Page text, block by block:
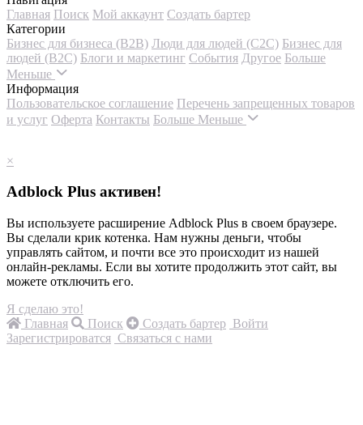
Главная Поиск Мой аккаунт Создать бартер
Категории
Бизнес для бизнеса (B2B) Люди для людей (С2С) Бизнес для
людей (B2C) Блоги и маркетинг События Другое Больше
Меньше
Информация
Пользовательское соглашение Перечень запрещенных товаров
и услуг Оферта Контакты Больше Меньше
×
Adblock Plus активен!
Вы используете расширение Adblock Plus в своем браузере.
Вы сделали крик котенка. Нам нужны деньги, чтобы
управлять сайтом, и почти все это происходит из нашей
онлайн-рекламы. Если вы хотите продолжить этот сайт, вы
можете отключить его.
Я сделаю это!
Главная
Поиск Создать бартер Войти
Зарегистрироватся Связаться с нами